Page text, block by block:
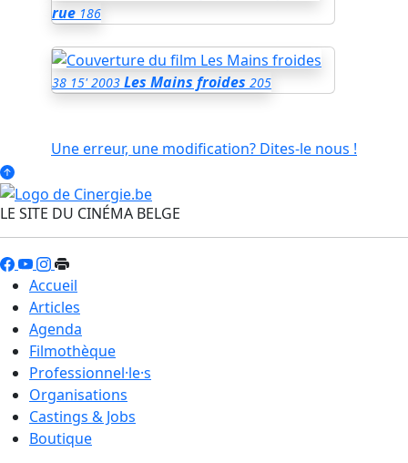
rue 186
38 15' 2003 Les Mains froides 205
Une erreur, une modification? Dites-le nous !
LE SITE DU CINÉMA BELGE
Accueil
Articles
Agenda
Filmothèque
Professionnel·le·s
Organisations
Castings & Jobs
Boutique